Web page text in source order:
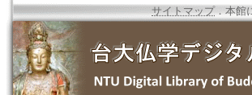
サイトマップ．本館